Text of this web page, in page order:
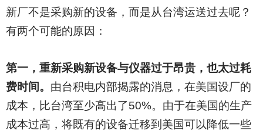
新厂不是采购新的设备，而是从台湾运送过去呢？
有两个可能的原因：
第一，重新采购新设备与仪器过于昂贵，也太过耗
费时间。 由台积电内部揭露的消息，在美国设厂的
成本，比台湾至少高出了50%。由于在美国的生产
成本过高，将既有的设备迁移到美国可以降低一些